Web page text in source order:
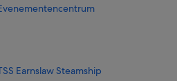
Earnslaw Steamship